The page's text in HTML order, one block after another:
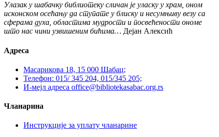
Улазак у шабачку библиотеку сличан је уласку у храм, оном
исконском осећању да ступате у блиску и несумњиву везу са
сферама духа, областима мудрости и посвећености ономе
што нас чини узвишеним бићима… Дејан Алексић
Адреса
Масарикова 18, 15 000 Шабац;
Телефон: 015/ 345 204, 015/345 205;
И-мејл адреса office@bibliotekasabac.org.rs
Чланарина
Инструкције за уплату чланарине